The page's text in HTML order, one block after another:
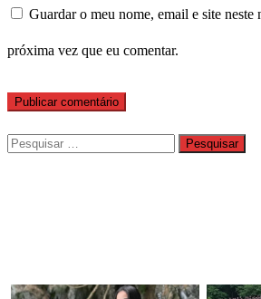
Guardar o meu nome, email e site neste
próxima vez que eu comentar.
Pesquisar
por: